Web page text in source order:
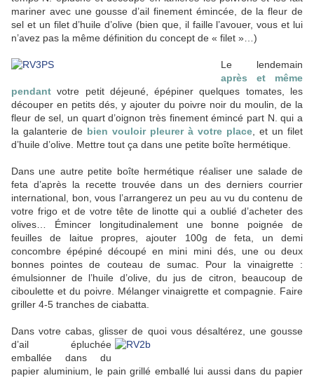
mariner avec une gousse d’ail finement émincée, de la fleur de
sel et un filet d’huile d’olive (bien que, il faille l’avouer, vous et lui
n’avez pas la même définition du concept de « filet »…)
Le lendemain
après et même
pendant votre petit déjeuné, épépiner quelques tomates, les
découper en petits dés, y ajouter du poivre noir du moulin, de la
fleur de sel, un quart d’oignon très finement émincé part N. qui a
la galanterie de bien vouloir pleurer à votre place , et un filet
d’huile d’olive. Mettre tout ça dans une petite boîte hermétique.
Dans une autre petite boîte hermétique réaliser une salade de
feta d’après la recette trouvée dans un des derniers courrier
international, bon, vous l’arrangerez un peu au vu du contenu de
votre frigo et de votre tête de linotte qui a oublié d’acheter des
olives… Émincer longitudinalement une bonne poignée de
feuilles de laitue propres, ajouter 100g de feta, un demi
concombreépépiné découpé en mini mini dés, une ou deux
bonnes pointes de couteau de sumac. Pour la vinaigrette :
émulsionner de l’huile d’olive, du jus de citron, beaucoup de
ciboulette et du poivre. Mélanger vinaigrette et compagnie. Faire
griller 4-5 tranches de ciabatta.
Dans votre cabas, glisser de quoi vous désaltérez,
une gousse
d’ail épluchée
emballée dans du
papier aluminium, le pain grillé emballé lui aussi dans du papier